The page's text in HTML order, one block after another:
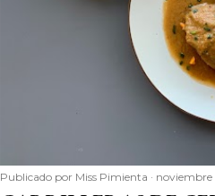
Publicado por Miss Pimienta noviembre